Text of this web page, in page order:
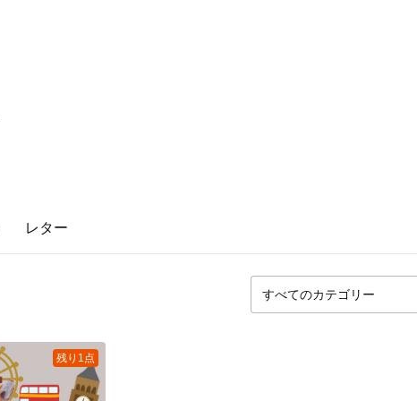
レター
残り1点